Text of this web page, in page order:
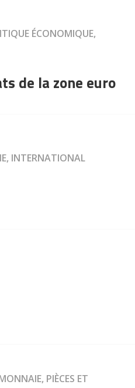
ÉCONOMIQUE,
de la zone euro
INTERNATIONAL
PIÈCES ET